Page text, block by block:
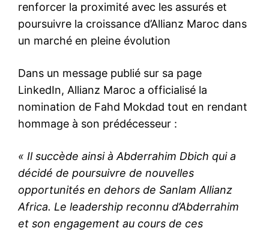
renforcer la proximité avec les assurés et
poursuivre la croissance d’Allianz Maroc dans
un marché en pleine évolution
Dans un message publié sur sa page
LinkedIn, Allianz Maroc a officialisé la
nomination de Fahd Mokdad tout en rendant
hommage à son prédécesseur :
« Il succède ainsi à Abderrahim Dbich qui a
décidé de poursuivre de nouvelles
opportunités en dehors de Sanlam Allianz
Africa. Le leadership reconnu d’Abderrahim
et son engagement au cours de ces